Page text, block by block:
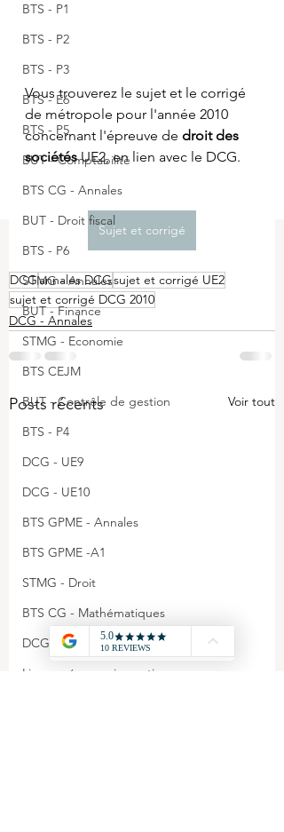
BTS - P1
BTS - P2
BTS - P3
BTS - E6
BTS - P5
BUT - Comptabilité
BTS CG - Annales
BUT - Droit fiscal
BTS - P6
STMG - Annales
BUT - Finance
STMG - Economie
BTS CEJM
BUT - Contrôle de gestion
BTS - P4
DCG - UE9
DCG - UE10
BTS GPME - Annales
BTS GPME -A1
STMG - Droit
BTS CG - Mathématiques
DCG - UE6
Licence économie gestion
Vous trouverez le sujet et le corrigé
de métropole pour l'année 2010
concernant l'épreuve de droit des
sociétés UE2, en lien avec le DCG.
Sujet et corrigé
DCGannales DCGsujet et corrigé UE2
sujet et corrigé DCG 2010
DCG - Annales
Posts récents Voir tout